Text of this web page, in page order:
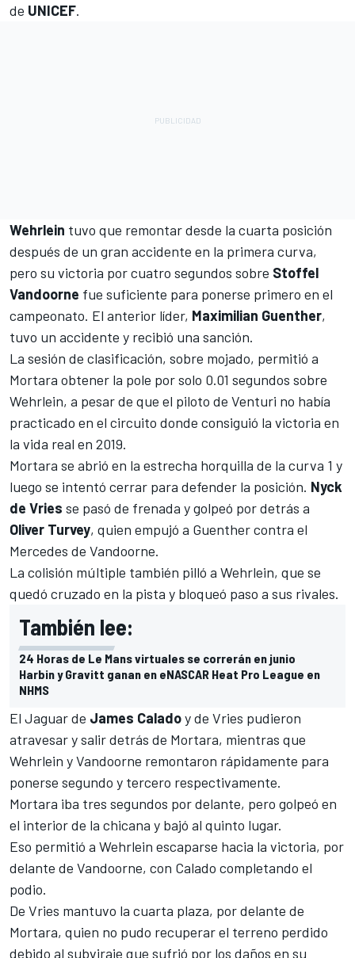
de UNICEF.
Wehrlein tuvo que remontar desde la cuarta posición
después de un gran accidente en la primera curva,
pero su victoria por cuatro segundos sobre Stoffel
Vandoorne fue suficiente para ponerse primero en el
campeonato. El anterior líder, Maximilian Guenther,
tuvo un accidente y recibió una sanción.
La sesión de clasificación, sobre mojado, permitió a
Mortara obtener la pole por solo 0.01 segundos sobre
Wehrlein, a pesar de que el piloto de Venturi no había
practicado en el circuito donde consiguió la victoria en
la vida real en 2019.
Mortara se abrió en la estrecha horquilla de la curva 1 y
luego se intentó cerrar para defender la posición. Nyck
de Vries se pasó de frenada y golpeó por detrás a
Oliver Turvey, quien empujó a Guenther contra el
Mercedes de Vandoorne.
La colisión múltiple también pilló a Wehrlein, que se
quedó cruzado en la pista y bloqueó paso a sus rivales.
También lee:
24 Horas de Le Mans virtuales se correrán en junio
Harbin y Gravitt ganan en eNASCAR Heat Pro League en
NHMS
El Jaguar de James Caladoy de Vries pudieron
atravesar y salir detrás de Mortara, mientras que
Wehrlein y Vandoorne remontaron rápidamente para
ponerse segundo y tercero respectivamente.
Mortara iba tres segundos por delante, pero golpeó en
el interior de la chicana y bajó al quinto lugar.
Eso permitió a Wehrlein escaparse hacia la victoria, por
delante de Vandoorne, con Calado completando el
podio.
De Vries mantuvo la cuarta plaza, por delante de
Mortara, quien no pudo recuperar el terreno perdido
debido al subviraje que sufrió por los daños en su